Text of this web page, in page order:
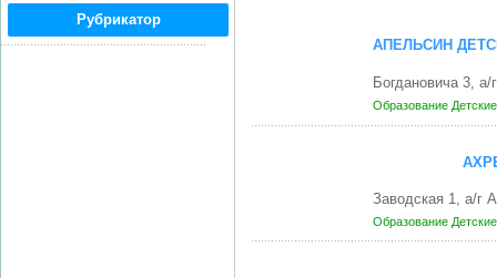
Рубрикатор
АПЕЛЬСИН
Богдановича 3,
Образование
Заводская 1, а/
Образование